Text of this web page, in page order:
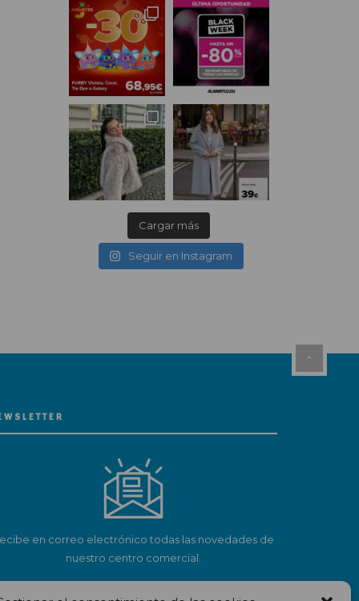
Cargar más
Seguir en Instagram
en correo electrónico todas las novedades de
nuestro centro comercial.